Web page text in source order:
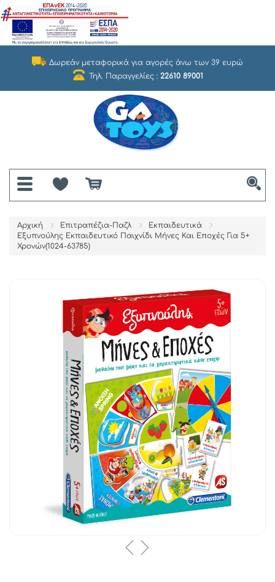
Δωρεάν μεταφορικά για αγορές άνω των 39 ευρώ
Τηλ. Παραγγελίες : 22610 89001
Αρχική Επιτραπέζια-Παζλ
Εκπαιδευτικά
Εξυπνούλης Εκπαιδευτικό Παιχνίδι Μήνες Και Εποχές Για 5+
Χρονών(1024-63785)